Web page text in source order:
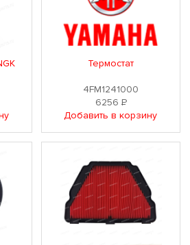
Термостат
4FM1241000
6256Р
Добавить в корзину